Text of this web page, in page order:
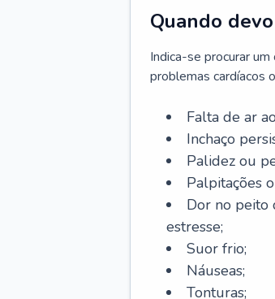
Quando
Indica-se procurar
problemas cardíacos
Falta de ar
Inchaço
Palidez ou
Palpitações
Dor no peito
estresse;
Suor frio;
Náuseas;
Tonturas;